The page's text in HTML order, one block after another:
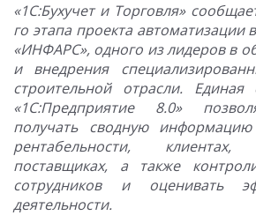
«1С:Бухучет и Торговля»
го этапа проекта автоматизации
«ИНФАРС», одного из лидеров в
и внедрения
строительной отрасли.
«1С:Предприятие 8.0»
получать сводную
рентабельности,
поставщиках, а также
сотрудников и оценивать
деятельности.